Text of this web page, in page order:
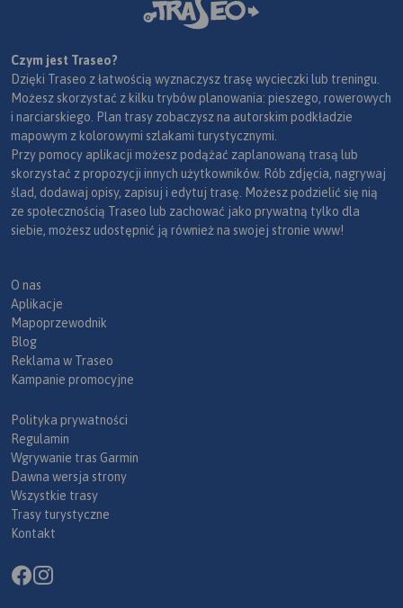
Czym jest Traseo?
Dzięki Traseo z łatwością wyznaczysz trasę wycieczki lub treningu.
Możesz skorzystać z kilku trybów planowania: pieszego, rowerowych
i narciarskiego. Plan trasy zobaczysz na autorskim podkładzie
mapowym z kolorowymi szlakami turystycznymi.
Przy pomocy aplikacji możesz podążać zaplanowaną trasą lub
skorzystać z propozycji innych użytkowników. Rób zdjęcia, nagrywaj
ślad, dodawaj opisy, zapisuj i edytuj trasę. Możesz podzielić się nią
ze społecznością Traseo lub zachować jako prywatną tylko dla
siebie, możesz udostępnić ją również na swojej stronie www!
O nas
Aplikacje
Mapoprzewodnik
Blog
Reklama w Traseo
Kampanie promocyjne
Polityka prywatności
Regulamin
Wgrywanie tras Garmin
Dawna wersja strony
Wszystkie trasy
Trasy turystyczne
Kontakt